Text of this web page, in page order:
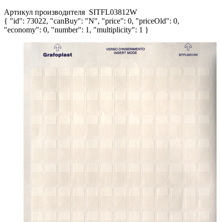
Артикул производителя SITFL03812W
{ "id": 73022, "canBuy": "N", "price": 0, "priceOld": 0,
"economy": 0, "number": 1, "multiplicity": 1 }